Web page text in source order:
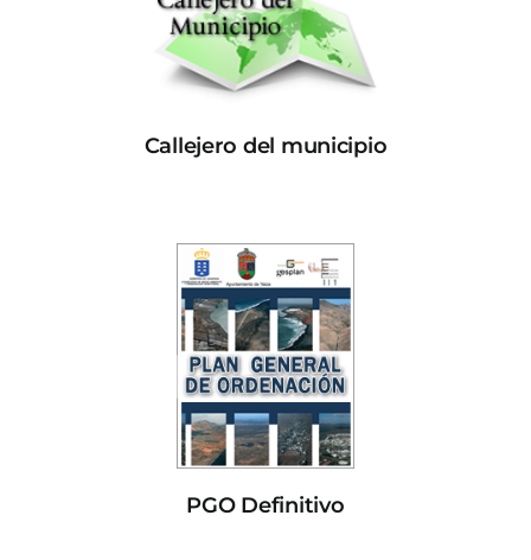
Callejero del municipio
PGO Definitivo